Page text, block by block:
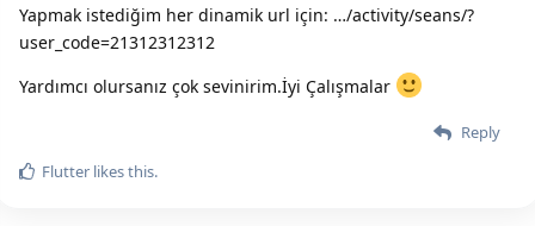
Yapmak istediğim her dinamik url için: …/activity/seans/?
user_code=21312312312
Yardımcı olursanız çok sevinirim.İyi Çalışmalar
Reply
Flutter likes this.